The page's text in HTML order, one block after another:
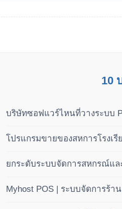
10
บริษัทซอฟแวร์ไหนที่วางระบบ
โปรแกรมขายของสหการโรงเ
ยกระดับระบบจัดการสหกรณ์แล
Myhost POS | ระบบจัดการร้